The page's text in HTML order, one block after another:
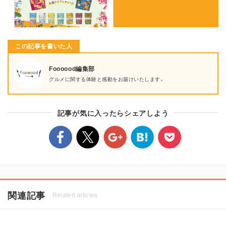
この記事を書いた人
Foooood編集部
グルメに関する体験と感動をお届けいたします。
記事が気に入ったらシェアしよう
関連記事 Related articles